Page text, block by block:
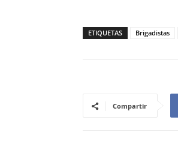
ETIQUETAS Brigadistas
Compartir